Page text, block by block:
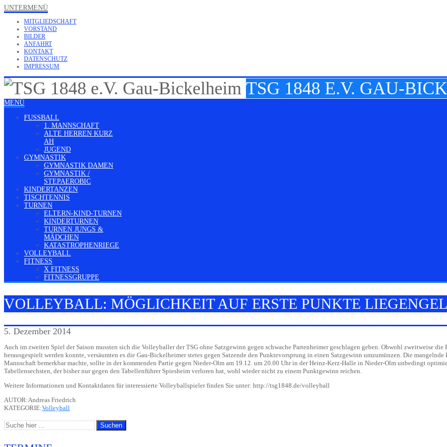
UNTERMENÜ
MITGLIEDSCHAFT
VORSTAND
BILDER
ANFAHRT
KONTAKT
DATENSCHUTZ
IMPRESSUM
TSG 1848 E.V. GAU-
MENÜ
FUSSBALL
1. MANNSCHAFT
ALTE HERREN KURZ
AH
JUGEND
GYMNASTIK
GYMNASTIK DAMEN
GYMNASTIK /
STEPAEROBIC
KINDERTANZEN
TISCHTENNIS
TURNEN
ELTERN-KIND-TURNEN
KINDERTURNEN
TURNEN JUNGS &
MÄDCHEN
KATASTROPHENRIEGE
VOLLEYBALL
FITNESS
X FITNESS
FITNESSGRUPPE
VOLLEYBALL: MÖGLICHKEIT AUF ERSTE PUNKTE
5. Dezember 2014
Auch im zweiten Spiel der Saison mussten sich die Volleyballer der TSG ohne Satzgewinn gegen schwache Partenheimer geschlagen geben. Obwohl zweitweise
herausgespielt werden konnte, versäumten es die Gau-Bickelheimer stetes gegen Satzende den Punktevorsprung in einen Satzgewinn umzumünzen. Die
Mannschaft bemerkbar machte, sollte in der kommenden Partie gegen Nieder-Olm am 19.12. um 20.00 Uhr in der Heinz-Kerz-Halle in Nieder-Olm unbedingt
Tabellensechsten, der bisher nur gegen den Tabellenführer Spiesheim verloren hat, wohl wieder nicht zu einem Punktgewinn reichen.
Weitere Informationen und Kontaktdaten für interessierte Volleyballspieler finden Sie unter: http://tsg1848.de/volleyball
AUTOR:Andreas Friedrich
KATEGORIE:Volleyball